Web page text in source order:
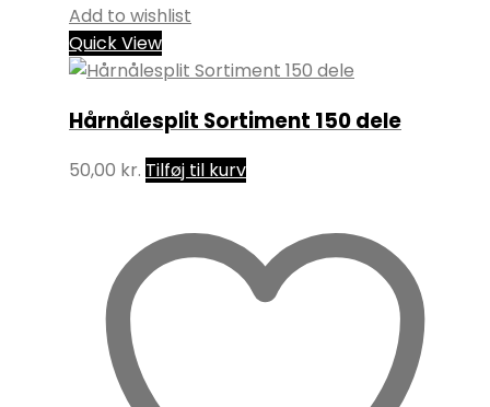
Add to wishlist
Quick View
Hårnålesplit Sortiment 150 dele
50,00 kr. Tilføj til kurv